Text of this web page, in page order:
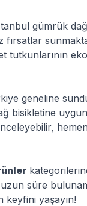
gümrük
fırsatlar
tutkunlarının
geneline
bisikletine
uzun süre
keyfini yaşayın!